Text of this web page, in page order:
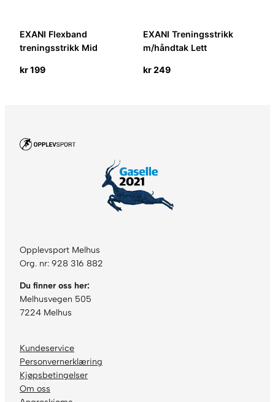
EXANI Flexband
treningsstrikk Mid
kr199
EXANI Treningsstrikk
m/håndtak Lett
kr249
Opplevsport Melhus
Org. nr: 928 316 882
Du finner oss her:
Melhusvegen 505
7224 Melhus
Kundeservice
Personvernerklæring
Kjøpsbetingelser
Om oss